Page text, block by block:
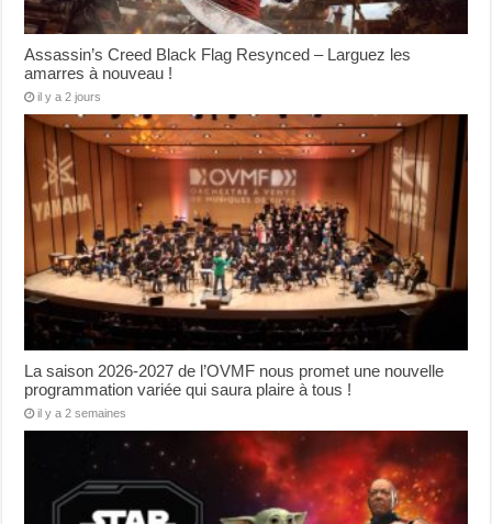
Assassin’s Creed Black Flag Resynced – Larguez les
amarres à nouveau !
il y a 2 jours
La saison 2026-2027 de l’OVMF nous promet une nouvelle
programmation variée qui saura plaire à tous !
il y a 2 semaines